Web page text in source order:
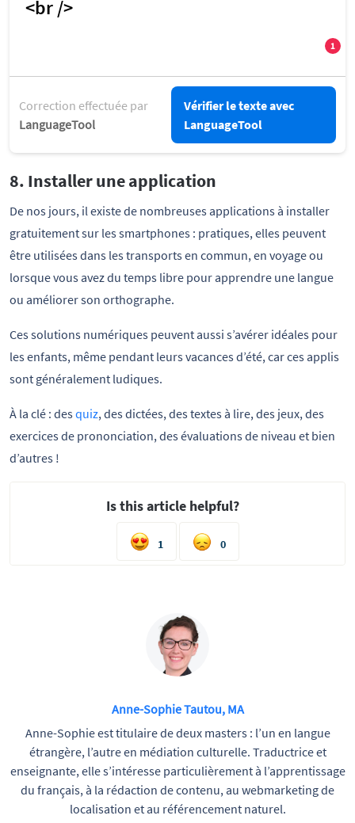
Correction effectuée par
LanguageTool
Vérifier le texte avec
LanguageTool
8. Installer une application
De nos jours, il existe de nombreuses applications à installer
gratuitement sur les smartphones : pratiques, elles peuvent
être utilisées dans les transports en commun, en voyage ou
lorsque vous avez du temps libre pour apprendre une langue
ou améliorer son orthographe.
Ces solutions numériques peuvent aussi s’avérer idéales pour
les enfants, même pendant leurs vacances d’été, car ces applis
sont généralement ludiques.
À la clé : desquiz, des dictées, des textes à lire, des jeux, des
exercices de prononciation, des évaluations de niveau et bien
d’autres !
Is this article helpful?
1 0
Anne-Sophie Tautou, MA
Anne-Sophie est titulaire de deux masters : l’un en langue
étrangère, l’autre en médiation culturelle. Traductrice et
enseignante, elle s’intéresse particulièrement à l’apprentissage
du français, à la rédaction de contenu, au webmarketing de
localisation et au référencement naturel.